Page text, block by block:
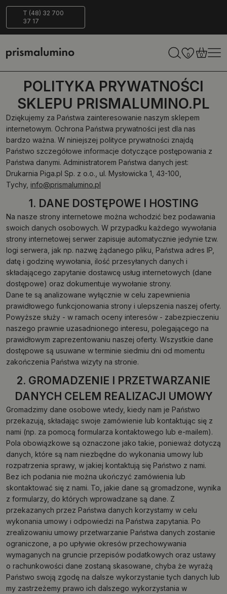
T (48) 32 700
37 17
14 dni na
zwrot
Bezpieczna
0 0
POLITYKA PRYWATNOŚCI
SKLEPU PRISMALUMINO.PL
Dziękujemy za Państwa zainteresowanie naszym sklepem
internetowym. Ochrona Państwa prywatności jest dla nas
bardzo ważna. W niniejszej polityce prywatności znajdą
Państwo szczegółowe informacje dotyczące postępowania z
Państwa danymi. Administratorem Państwa danych jest:
Drukarnia Piga.pl Sp. z o.o., ul. Mysłowicka 1, 43-100,
Tychy, info@prismalumino.pl
1. DANE DOSTĘPOWE I HOSTING
Na nasze strony internetowe można wchodzić bez podawania
swoich danych osobowych. W przypadku każdego wywołania
strony internetowej serwer zapisuje automatycznie jedynie tzw.
logi serwera, jak np. nazwę żądanego pliku, Państwa adres IP,
datę i godzinę wywołania, ilość przesyłanych danych i
składającego zapytanie dostawcę usług internetowych (dane
dostępowe) oraz dokumentuje wywołanie strony.
Dane te są analizowane wyłącznie w celu zapewnienia
prawidłowego funkcjonowania strony i ulepszenia naszej oferty.
Powyższe służy - w ramach oceny interesów - zabezpieczeniu
naszego prawnie uzasadnionego interesu, polegającego na
prawidłowym zaprezentowaniu naszej oferty. Wszystkie dane
dostępowe są usuwane w terminie siedmiu dni od momentu
zakończenia Państwa wizyty na stronie.
2. GROMADZENIE I PRZETWARZANIE
DANYCH CELEM REALIZACJI UMOWY
Gromadzimy dane osobowe wtedy, kiedy nam je Państwo
przekazują, składając swoje zamówienie lub kontaktując się z
nami (np. za pomocą formularza kontaktowego lub e-mailem).
Pola obowiązkowe są oznaczone jako takie, ponieważ dotyczą
danych, które są nam niezbędne do wykonania umowy lub
rozpatrzenia sprawy, w jakiej kontaktują się Państwo z nami.
Bez ich podania nie można ukończyć zamówienia lub
skontaktować się z nami. To, jakie dane są gromadzone, wynika
z formularzy, do których wprowadzane są dane. Z
przekazanych przez Państwa danych korzystamy w celu
wykonania umowy i odpowiedzi na Państwa zapytania. Po
zrealizowaniu umowy przetwarzanie Państwa danych zostanie
ograniczone, a po upływie okresów przechowywania
wymaganych na gruncie przepisów podatkowych oraz ustawy
o rachunkowości dane zostaną skasowane, chyba że wyrażą
Państwo swoją zgodę na dalsze wykorzystanie tych danych lub
my zastrzeżemy prawo ich dalszego wykorzystania w